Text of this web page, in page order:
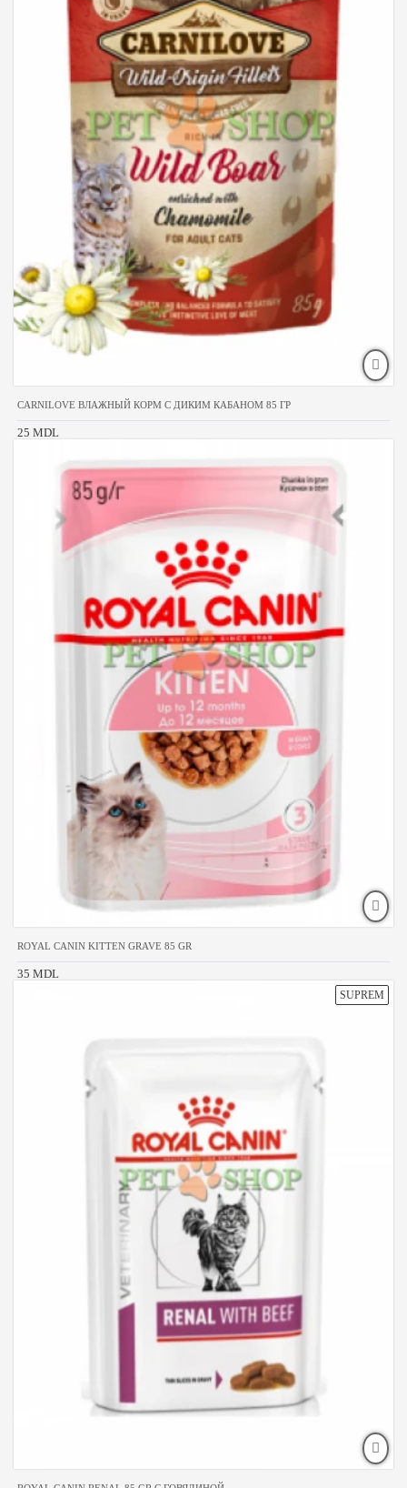
CARNILOVE ВЛАЖНЫЙ КОРМ С ДИКИМ КАБАНОМ 85 ГР
25 MDL
ROYAL CANIN KITTEN GRAVE 85 GR
35 MDL